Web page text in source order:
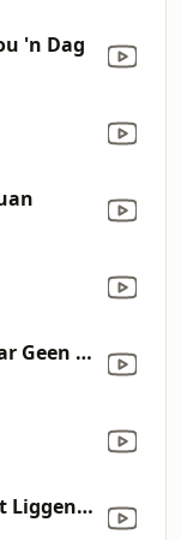
'n Dag
Jij Gaf Me Rozen Maar Geen Liefde
Ik Heb de Hele Nacht Liggen Dromen